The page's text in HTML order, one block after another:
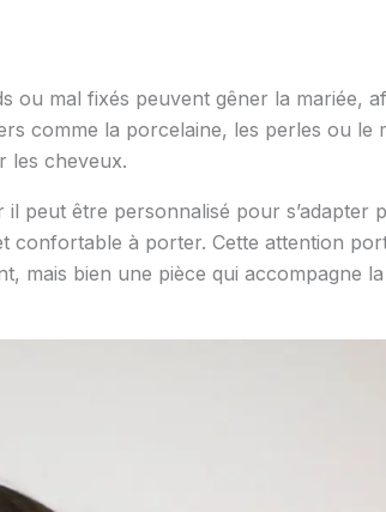
ou mal fixés peuvent gêner la mariée,
comme la porcelaine, les perles ou le
les cheveux.
peut être personnalisé pour s’adapter
à porter. Cette attention
mais bien une pièce qui accompagne